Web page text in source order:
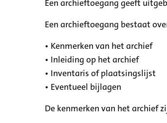
Een archieftoegang geeft
Een archieftoegang bestaat
• Kenmerken van het archief
• Inleiding op het archief
• Inventaris of plaatsingslijst
• Eventueel bijlagen
De kenmerken van het archief